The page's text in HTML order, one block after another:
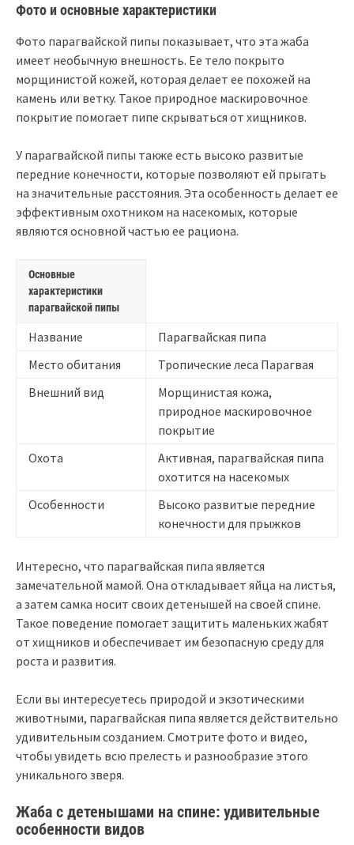
Фото и основные характеристики
Фото парагвайской пипы показывает, что эта жаба
имеет необычную внешность. Ее тело покрыто
морщинистой кожей, которая делает ее похожей на
камень или ветку. Такое природное маскировочное
покрытие помогает пипе скрываться от хищников.
У парагвайской пипы также есть высоко развитые
передние конечности, которые позволяют ей прыгать
на значительные расстояния. Эта особенность делает ее
эффективным охотником на насекомых, которые
являются основной частью ее рациона.
Основные
характеристики
парагвайской пипы
Название
Парагвайская пипа
Место обитания
Тропические леса Парагвая
Внешний вид
Морщинистая кожа,
природное маскировочное
покрытие
Охота
Активная, парагвайская пипа
охотится на насекомых
Особенности
Высоко развитые передние
конечности для прыжков
Интересно, что парагвайская пипа является
замечательной мамой. Она откладывает яйца на листья,
а затем самка носит своих детенышей на своей спине.
Такое поведение помогает защитить маленьких жабят
от хищников и обеспечивает им безопасную среду для
роста и развития.
Если вы интересуетесь природой и экзотическими
животными, парагвайская пипа является действительно
удивительным созданием. Смотрите фото и видео,
чтобы увидеть всю прелесть и разнообразие этого
уникального зверя.
Жаба с детенышами на спине: удивительные
особенности видов